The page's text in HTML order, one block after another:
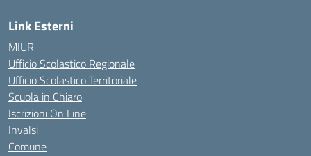
Link Esterni
MIUR
Ufficio Scolastico Regionale
Ufficio Scolastico Territoriale
Scuola in Chiaro
Iscrizioni On Line
Invalsi
Comune